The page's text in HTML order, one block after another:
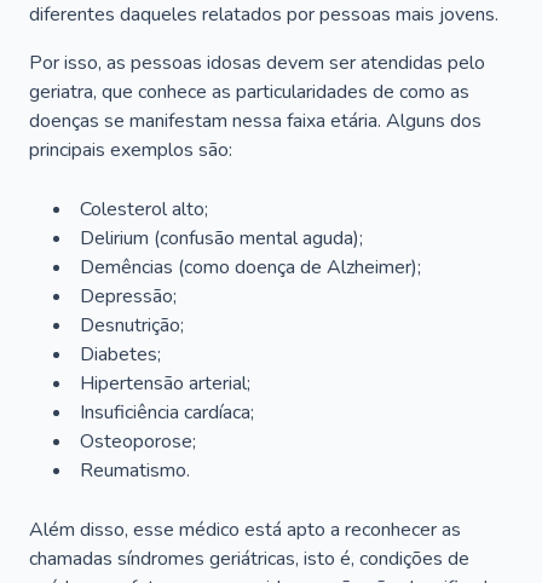
diferentes daqueles relatados por pessoas mais jovens.
Por isso, as pessoas idosas devem ser atendidas pelo
geriatra, que conhece as particularidades de como as
doenças se manifestam nessa faixa etária. Alguns dos
principais exemplos são:
Colesterol alto;
Delirium (confusão mental aguda);
Demências (como doença de Alzheimer);
Depressão;
Desnutrição;
Diabetes;
Hipertensão arterial;
Insuficiência cardíaca;
Osteoporose;
Reumatismo.
Além disso, esse médico está apto a reconhecer as
chamadas síndromes geriátricas, isto é, condições de